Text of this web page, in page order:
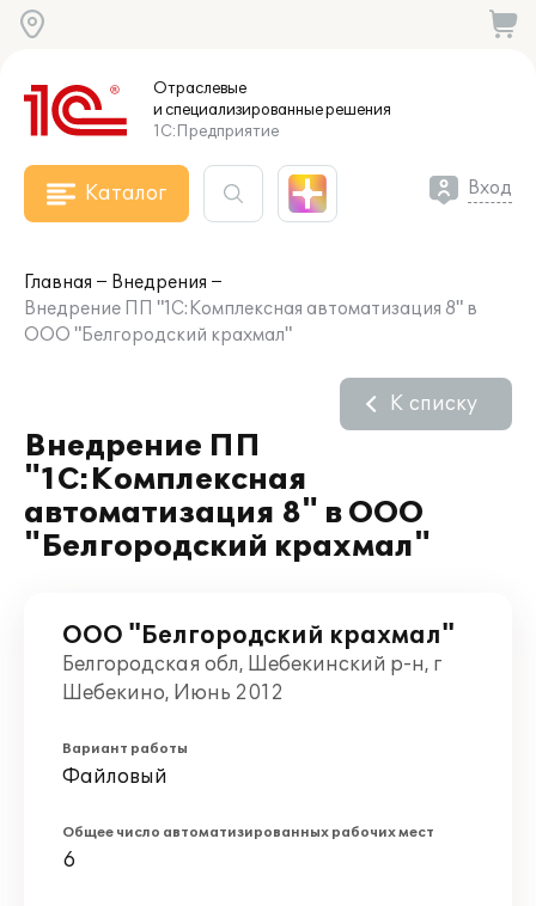
Отраслевые
и специализированныерешения
1С:Предприятие
Каталог Вход
Главная
Внедрения
Внедрение ПП "1С:Комплексная автоматизация 8" в
ООО "Белгородский крахмал"
Внедрение ПП
"1С:Комплексная
автоматизация 8" в ООО
"Белгородский крахмал"
К списку
ООО "Белгородский крахмал"
Белгородская обл, Шебекинский р-н, г
Шебекино, Июнь 2012
Вариант работы
Файловый
Общее число автоматизированных рабочих мест
6